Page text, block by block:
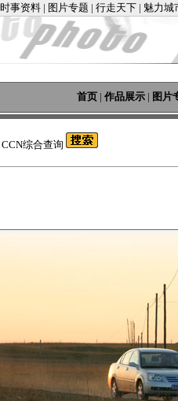
时事资料 | 图片专题 | 行走天下 | 魅力城
首页 | 作品展示 | 图片
CCN综合查询